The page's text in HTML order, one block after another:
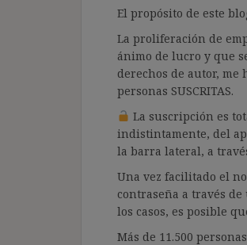
El propósito de este
La proliferación de
ánimo de lucro y que
derechos de autor,
personas SUSCRITAS.
La suscripción es
indistintamente, del
la barra lateral, a través
Una vez facilitado el
contraseña a través
los casos, es posible
Más de 11.500